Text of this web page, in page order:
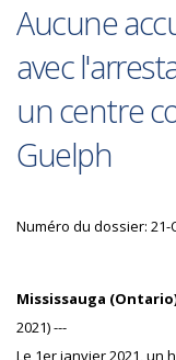
Aucune
avec
un centre
Guelph
Numéro du dossier: 21-
Mississauga
2021) ---
Le 1er janvier 2021, un